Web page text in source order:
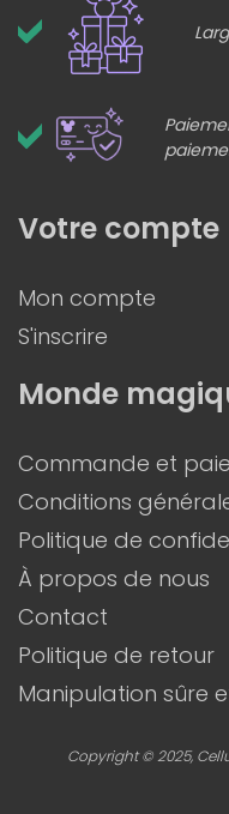
Monde
Commande et
Conditions
Politique de
À propos de nous
Contact
Politique de retour
Manipulation sûre
Votre compte
Mon compte
S'inscrire
Copyright © 2025,